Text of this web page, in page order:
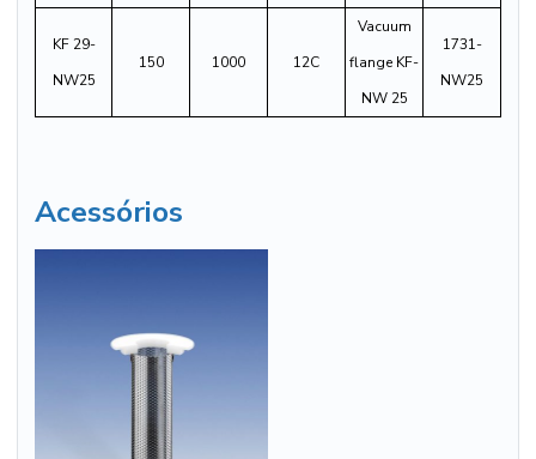
KF 29-
NW25
150 1000 12C
Vacuum
flange KF-
NW 25
1731-
NW25
Acessórios